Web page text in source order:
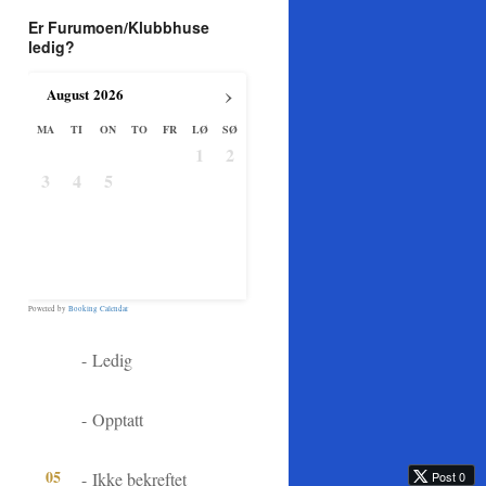
Er Furumoen/Klubbhuse
ledig?
›
August 2026
MA TI ON TO FR LØ SØ
1
2
3
4 5
Powered by Booking Calendar
- Ledig
- Opptatt
05 - Ikke bekreftet Post 0